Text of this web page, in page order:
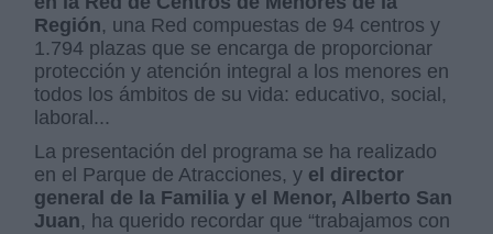
Región, una Red compuestas de 94 centros y
1.794 plazas que se encarga de proporcionar
protección y atención integral a los menores en
todos los ámbitos de su vida: educativo, social,
laboral...
La presentación del programa se ha realizado
en el Parque de Atracciones, y e l director
general de la Familia y el Menor, Alberto San
Juan, ha querido recordar que “trabajamos con